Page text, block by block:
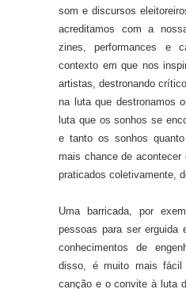
som e discursos
acreditamos com a
zines, performances e
contexto em que nos
artistas, destronando
na luta que destronamos
luta que os sonhos se
e tanto os sonhos
mais chance de acontecer
praticados coletivamente,
Uma barricada, por
pessoas para ser erguida
conhecimentos de
disso, é muito mais fácil
canção e o convite à luta